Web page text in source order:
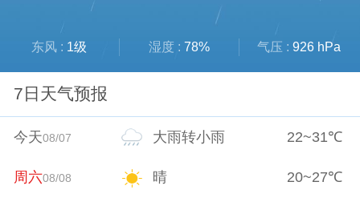
东风 : 1级 湿度 : 78% 气压 : 926 hPa
7日天气预报
今天08/07 大雨转小雨 22~31℃
周六08/08 晴 20~27℃